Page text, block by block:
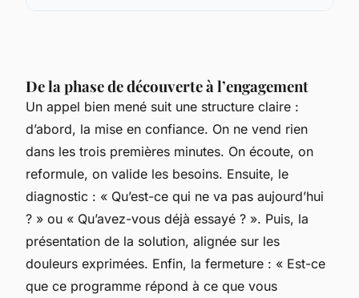
De la phase de découverte à l’engagement
Un appel bien mené suit une structure claire :
d’abord, la mise en confiance. On ne vend rien
dans les trois premières minutes. On écoute, on
reformule, on valide les besoins. Ensuite, le
diagnostic : « Qu’est-ce qui ne va pas aujourd’hui
? » ou « Qu’avez-vous déjà essayé ? ». Puis, la
présentation de la solution, alignée sur les
douleurs exprimées. Enfin, la fermeture : « Est-ce
que ce programme répond à ce que vous